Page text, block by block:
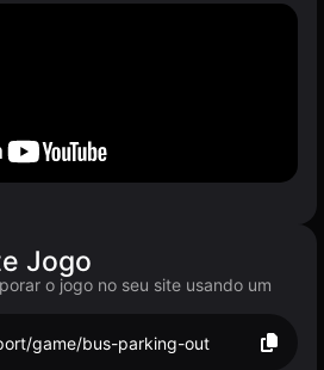
Jogo
o jogo no seu site usando um
game/bus-parking-out